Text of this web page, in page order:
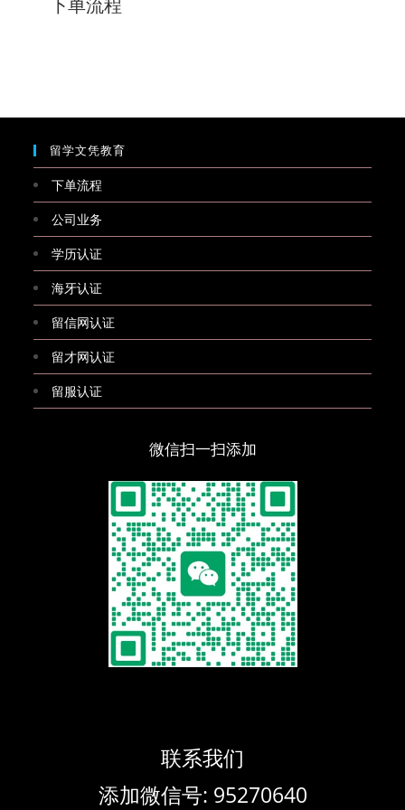
下单流程
留学文凭教育
下单流程
公司业务
学历认证
海牙认证
留信网认证
留才网认证
留服认证
微信扫一扫添加
联系我们
添加微信号: 95270640